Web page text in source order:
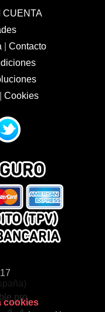
CUENTA
Contacto
Cookies
cookies